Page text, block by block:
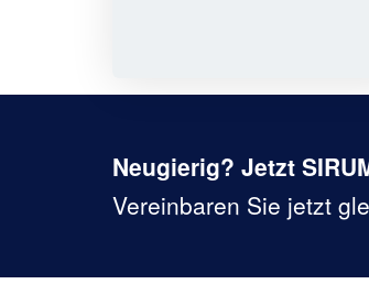
Neugierig? Jetzt
Vereinbaren Sie jetzt